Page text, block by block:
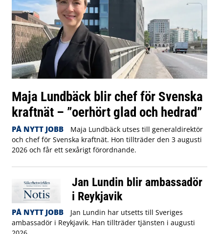
Maja Lundbäck blir chef för Svenska
kraftnät – ”oerhört glad och hedrad”
PÅ NYTT JOBB
Maja Lundbäck utses till generaldirektör
och chef för Svenska kraftnät. Hon tillträder den 3 augusti
2026 och får ett sexårigt förordnande.
Jan Lundin blir ambassadör
i Reykjavik
PÅ NYTT JOBB
Jan Lundin har utsetts till Sveriges
ambassadör i Reykjavik. Han tillträder tjänsten i augusti